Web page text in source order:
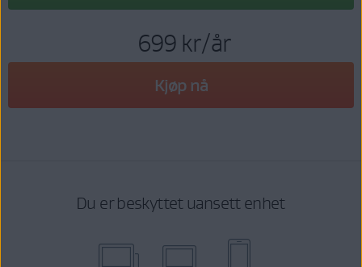
699 kr/år
Kjøp nå
Du er beskyttet uansett enhet